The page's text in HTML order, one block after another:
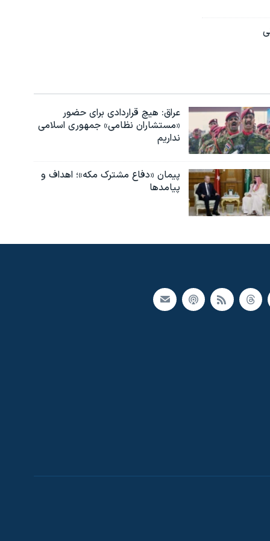
عراق: هیچ قراردادی برای حضور
«مستشاران نظامی» جمهوری اسلامی
نداریم
پیمان «دفاع مشترک مکه»؛ اهداف و
پیامدها